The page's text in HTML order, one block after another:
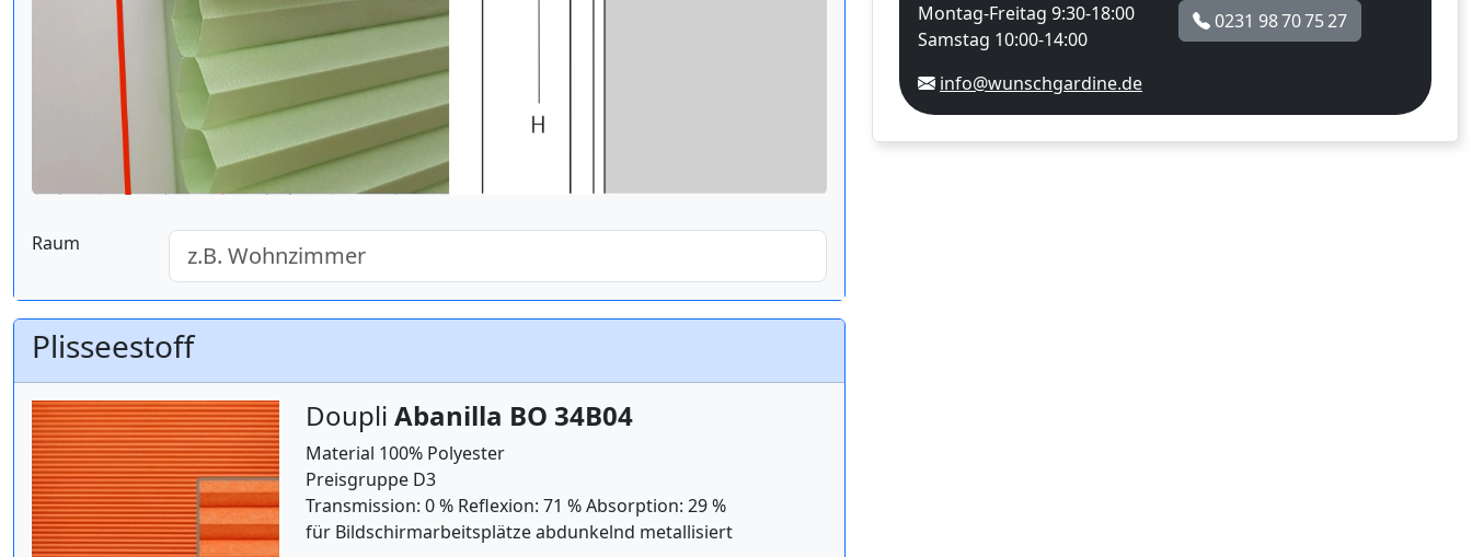
Raum
Plisseestoff
Doupli Abanilla BO 34B04
Material 100% Polyester
Preisgruppe D3
Transmission: 0 % Reflexion: 71 % Absorption: 29 %
für Bildschirmarbeitsplätze abdunkelnd metallisiert
Montag-Freitag 9:30-18:00
Samstag 10:00-14:00
0231 98 70 75 27
info@wunschgardine.de